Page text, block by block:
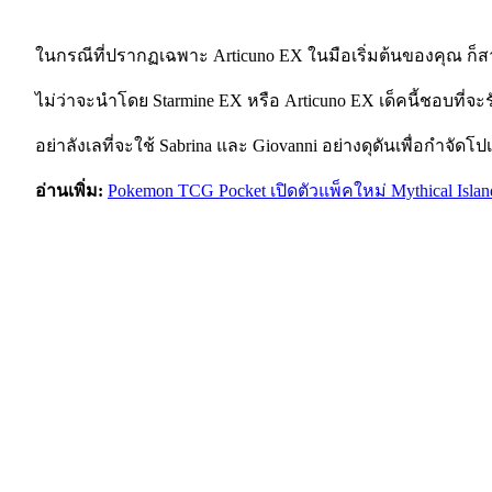
ในกรณีที่ปรากฏเฉพาะ Articuno EX ในมือเริ่มต้นของคุณ
ไม่ว่าจะนำโดย Starmine EX หรือ Articuno EX เด็คนี้ชอบที่
อย่าลังเลที่จะใช้ Sabrina และ Giovanni อย่างดุดันเพื่อกำจั
อ่านเพิ่ม: Pokemon TCG Pocket เปิดตัวแพ็คใหม่ Mythical